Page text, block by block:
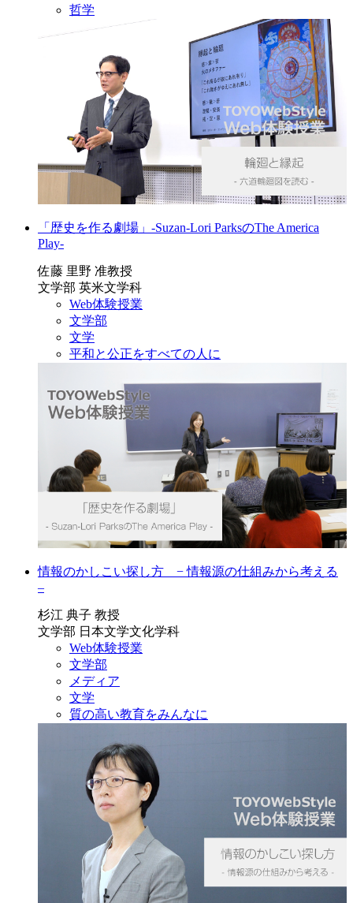
哲学
「歴史を作る劇場」-Suzan-Lori ParksのThe America
Play-
佐藤 里野 准教授
文学部 英米文学科
Web体験授業
文学部
文学
平和と公正をすべての人に
情報のかしこい探し方 − 情報源の仕組みから考える
–
杉江 典子 教授
文学部 日本文学文化学科
Web体験授業
文学部
メディア
文学
質の高い教育をみんなに